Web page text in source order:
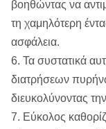
βοηθώντας να
τη χαμηλότερη
ασφάλεια.
6. Τα συστατικά
διατρήσεων
διευκολύνοντας
7. Εύκολος